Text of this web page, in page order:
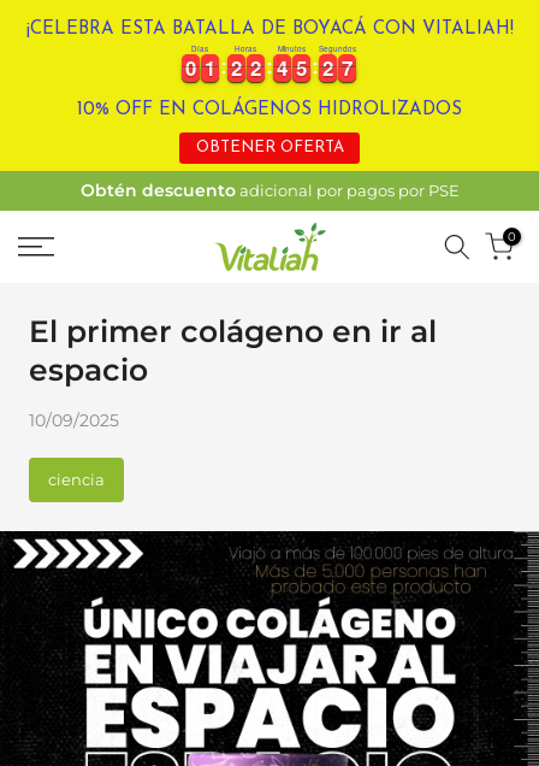
Ir¡CELEBRA ESTA BATALLA DE BOYACÁ CON VITALIAH!
0
0
0
0 1
1
1
1
Días
2
2
2
2 2
2
2
2
Horas
4
4
4
4 5
5
5
5
Minutos
2
2
2
2 6
6
7
Segundos
10% OFF EN COLÁGENOS HIDROLIZADOS
OBTENER OFERTA
Obtén descuentoadicional por pagos por PSE
0
El primer colágeno en ir al
espacio
10/09/2025
ciencia